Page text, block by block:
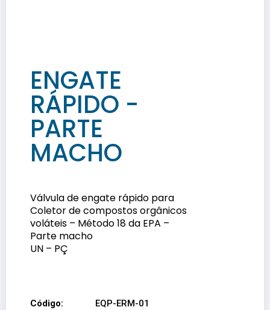
ENGATE
RÁPIDO -
PARTE
MACHO
Válvula de engate rápido para
Coletor de compostos orgânicos
voláteis – Método 18 da EPA –
Parte macho
UN – PÇ
Código:
EQP-ERM-01